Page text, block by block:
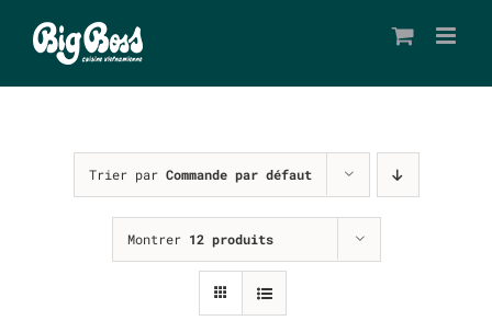
Trier par Commande par défaut
Montrer 12 produits